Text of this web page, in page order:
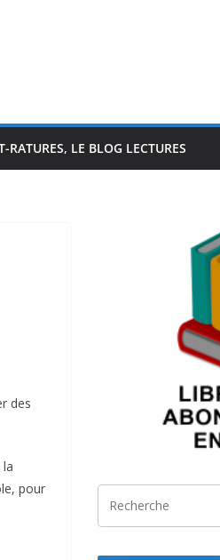
RATURES, LE BLOG LECTURES
des
pour